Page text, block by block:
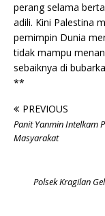
perang selama
adili. Kini Palestina
pemimpin Dunia
tidak mampu
sebaiknya di
**
PREVIOUS
Panit Yanmin Intelkam
Masyarakat
Polsek Kragilan